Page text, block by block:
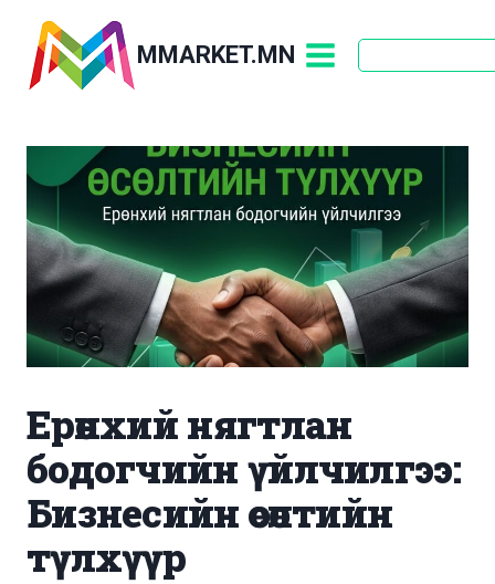
content
MMARKET.MN
Ерөнхий нягтлан
бодогчийн үйлчилгээ:
Бизнесийн өсөлтийн
түлхүүр